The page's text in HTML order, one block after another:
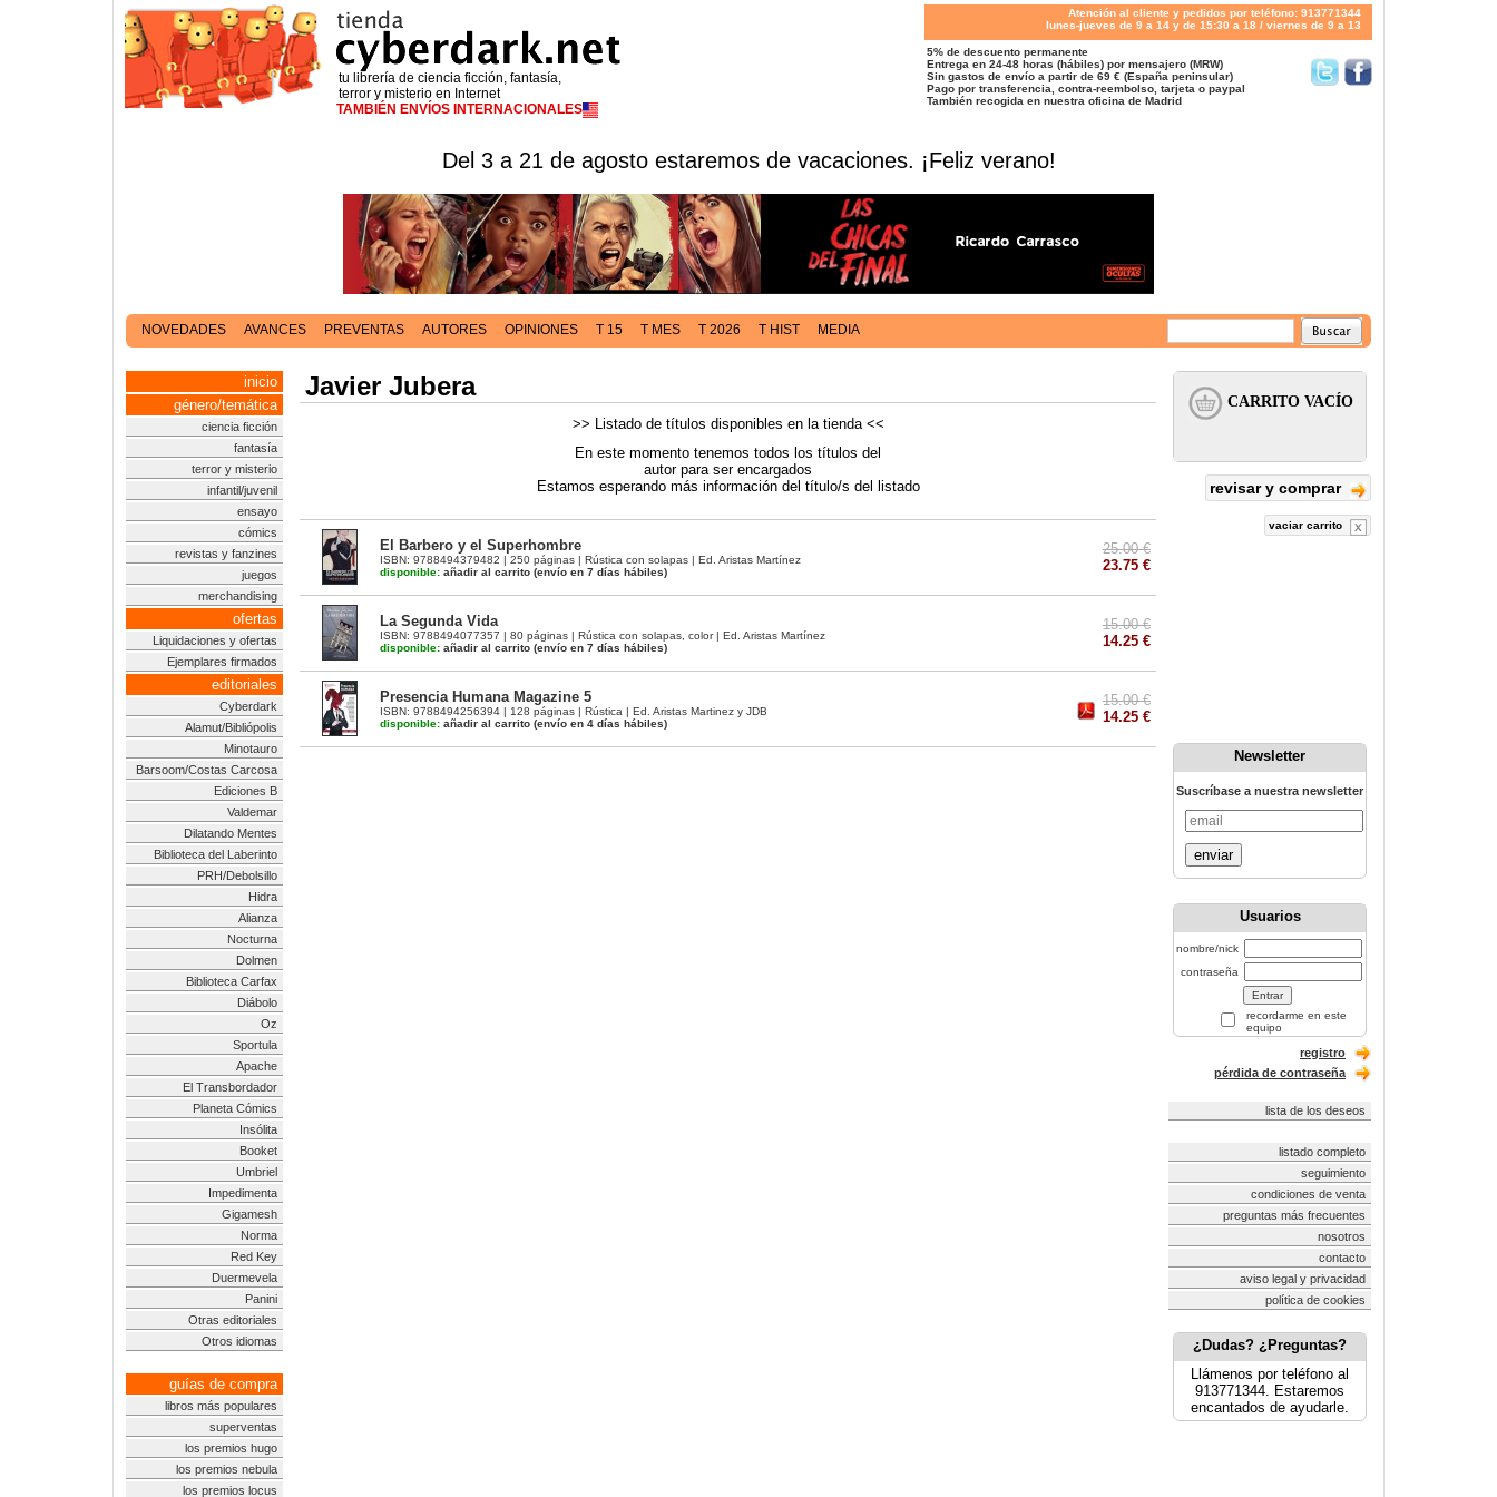
tu librería de ciencia ficción, fantasía,
terror y misterio en Internet
TAMBIÉN ENVÍOS INTERNACIONALES
Atención al cliente y pedidos por teléfono: 913771344
lunes-jueves de 9 a 14 y de 15:30 a 18 / viernes de 9 a 13
5% de descuento permanente
Entrega en 24-48 horas (hábiles) por mensajero (MRW)
Sin gastos de envío a partir de 69 € (España peninsular)
Pago por transferencia, contra-reembolso, tarjeta o paypal
También recogida en nuestra oficina de Madrid
Del 3 a 21 de agosto estaremos de vacaciones. ¡Feliz verano!
NOVEDADES AVANCES PREVENTAS AUTORES OPINIONES T 15 T MES T 2026 T HIST MEDIA
inicio
género/temática
ciencia ficción
fantasía
terror y misterio
infantil/juvenil
ensayo
cómics
revistas y fanzines
juegos
merchandising
ofertas
Liquidaciones y ofertas
Ejemplares firmados
editoriales
Cyberdark
Alamut/Bibliópolis
Minotauro
Barsoom/Costas Carcosa
Ediciones B
Valdemar
Dilatando Mentes
Biblioteca del Laberinto
PRH/Debolsillo
Hidra
Alianza
Nocturna
Dolmen
Biblioteca Carfax
Diábolo
Oz
Sportula
Apache
El Transbordador
Planeta Cómics
Insólita
Booket
Umbriel
Impedimenta
Gigamesh
Norma
Red Key
Duermevela
Panini
Otras editoriales
Otros idiomas
guías de compra
libros más populares
superventas
los premios hugo
los premios nebula
los premios locus
Javier Jubera
>> Listado de títulos disponibles en la tienda <<
En este momento tenemos todos los títulos del
autor para ser encargados
Estamos esperando más información del título/s del listado
El Barbero y el Superhombre
ISBN: 9788494379482 | 250 páginas | Rústica con solapas | Ed. Aristas Martínez
disponible: añadir al carrito (envío en 7 días hábiles)
25.00 €
23.75 €
La Segunda Vida
ISBN: 9788494077357 | 80 páginas | Rústica con solapas, color | Ed. Aristas Martínez
disponible: añadir al carrito (envío en 7 días hábiles)
15.00 €
14.25 €
Presencia Humana Magazine 5
ISBN: 9788494256394 | 128 páginas | Rústica | Ed. Aristas Martinez y JDB
disponible: añadir al carrito (envío en 4 días hábiles)
15.00 €
14.25 €
revisar y comprar
vaciar carrito
Newsletter
Suscríbase a nuestra newsletter
enviar
Usuarios
nombre/nick
contraseña
recordarme en este
equipo
registro
pérdida de contraseña
lista de los deseos
listado completo
seguimiento
condiciones de venta
preguntas más frecuentes
nosotros
contacto
aviso legal y privacidad
política de cookies
¿Dudas? ¿Preguntas?
Llámenos por teléfono al
913771344. Estaremos
encantados de ayudarle.